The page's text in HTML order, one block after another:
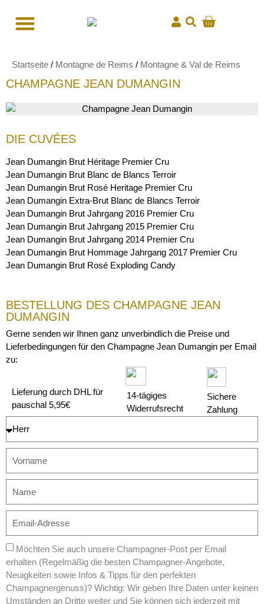
Startseite / Montagne de Reims / Montagne & Val de Reims
CHAMPAGNE JEAN DUMANGIN
DIE CUVÉES
Jean Dumangin Brut Héritage Premier Cru
Jean Dumangin Brut Blanc de Blancs Terroir
Jean Dumangin Brut Rosé Heritage Premier Cru
Jean Dumangin Extra-Brut Blanc de Blancs Terroir
Jean Dumangin Brut Jahrgang 2016 Premier Cru
Jean Dumangin Brut Jahrgang 2015 Premier Cru
Jean Dumangin Brut Jahrgang 2014 Premier Cru
Jean Dumangin Brut Hommage Jahrgang 2017 Premier Cru
Jean Dumangin Brut Rosé Exploding Candy
BESTELLUNG DES CHAMPAGNE JEAN
DUMANGIN
Gerne senden wir Ihnen ganz unverbindlich die Preise und
Lieferbedingungen für den Champagne Jean Dumangin per Email
zu:
Lieferung durch DHL für
pauschal 5,95€
14-tägiges
Widerrufsrecht
Sichere
Zahlung
Möchten Sie auch unsere Champagner-Post per Email
erhalten (Regelmäßig die besten Champagner-Angebote,
Neuigkeiten sowie Infos & Tipps für den perfekten
Champagnergenuss)? Wichtig: Wir geben Ihre Daten unter keinen
Umständen an Dritte weiter und Sie können sich jederzeit mit